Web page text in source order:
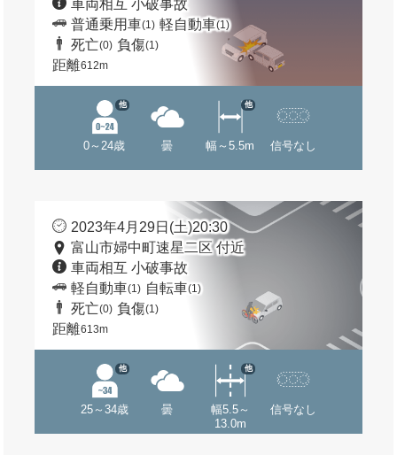
車両相互 小破事故
普通乗用車(1) 軽自動車(1)
死亡(0) 負傷(1)
距離612m
0～24歳
他
曇 幅～5.5m
他
信号なし
2023年4月29日(土)20:30
富山市婦中町速星二区 付近
車両相互 小破事故
軽自動車(1) 自転車(1)
死亡(0) 負傷(1)
距離613m
25～34歳
他
曇
幅5.5～
13.0m
他
信号なし